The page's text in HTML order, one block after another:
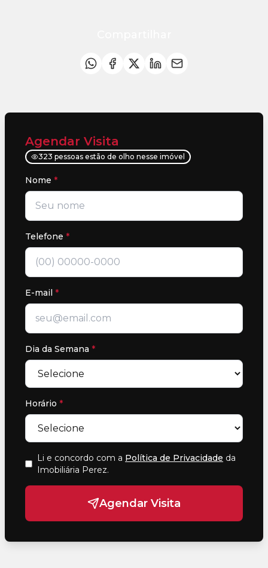
Agendar Visita
323 pessoas estão de olho nesse imóvel
Nome *
Telefone *
E-mail *
Dia da Semana *
Horário *
Li e concordo com a Política de Privacidade da
Imobiliária Perez.
Agendar Visita